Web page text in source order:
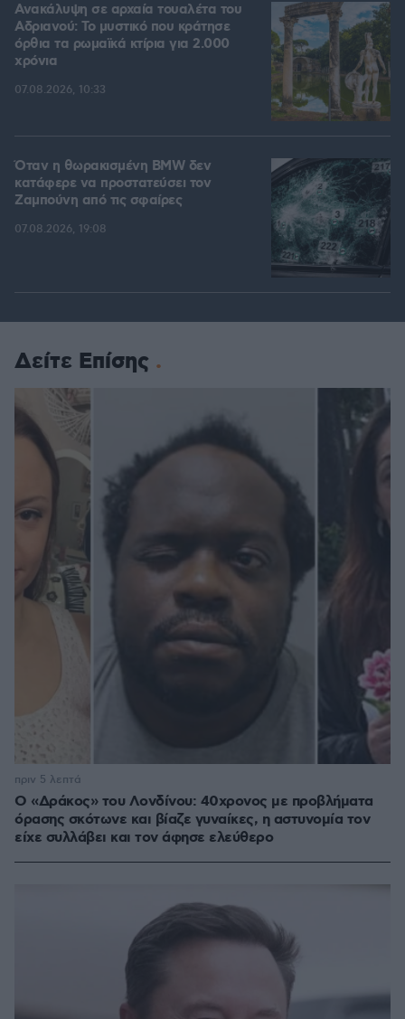
Ανακάλυψη σε αρχαία τουαλέτα του
Αδριανού: Το μυστικό που κράτησε
όρθια τα ρωμαϊκά κτίρια για 2.000
χρόνια
07.08.2026, 10:33
Όταν η θωρακισμένη BMW δεν
κατάφερε να προστατεύσει τον
Ζαμπούνη από τις σφαίρες
07.08.2026, 19:08
Δείτε Επίσης
Ο «Δράκος» του Λονδίνου: 40χρονος με προβλήματα
όρασης σκότωνε και βίαζε γυναίκες, η αστυνομία τον
είχε συλλάβει και τον άφησε ελεύθερο
πριν 5 λεπτά